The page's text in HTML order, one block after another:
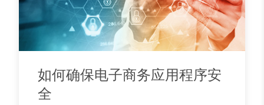
如何确保电子商务应用程序安
全